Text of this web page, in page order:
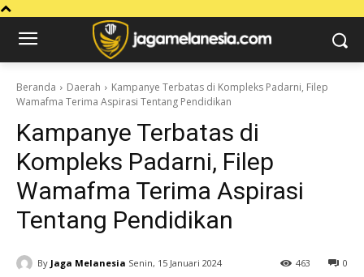
Beranda Daerah
Kampanye Terbatas di Kompleks Padarni, Filep
Wamafma Terima Aspirasi Tentang Pendidikan
Kampanye Terbatas di
Kompleks Padarni, Filep
Wamafma Terima Aspirasi
Tentang Pendidikan
By Jaga Melanesia Senin, 15 Januari 2024 0
463